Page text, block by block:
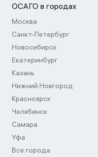
ОСАГО в городах
Москва
Санкт-Петербург
Новосибирск
Екатеринбург
Казань
Нижний Новгород
Красноярск
Челябинск
Самара
Уфа
Все города